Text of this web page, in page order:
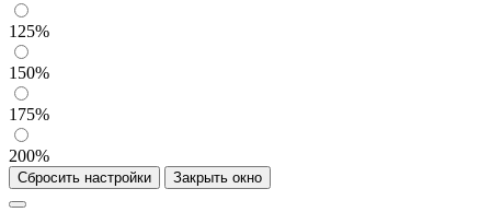
125%
150%
175%
200%
Сбросить настройки Закрыть окно